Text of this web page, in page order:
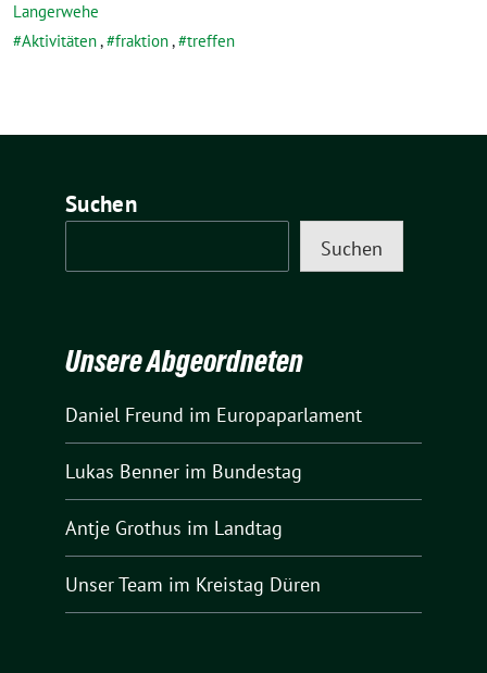
Langerwehe
Aktivitäten, fraktion, treffen
Suchen
Suchen
Unsere Abgeordneten
Daniel Freund im Europaparlament
Lukas Benner im Bundestag
Antje Grothus im Landtag
Unser Team im Kreistag Düren